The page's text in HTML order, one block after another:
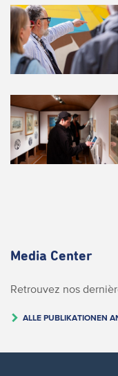
Media Center
Retrouvez nos
ALLE PUBLIKATIONEN